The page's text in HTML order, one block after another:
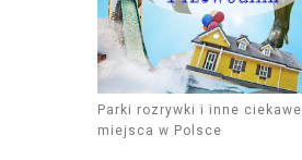
Parki rozrywki i inne ciekawe
miejsca w Polsce